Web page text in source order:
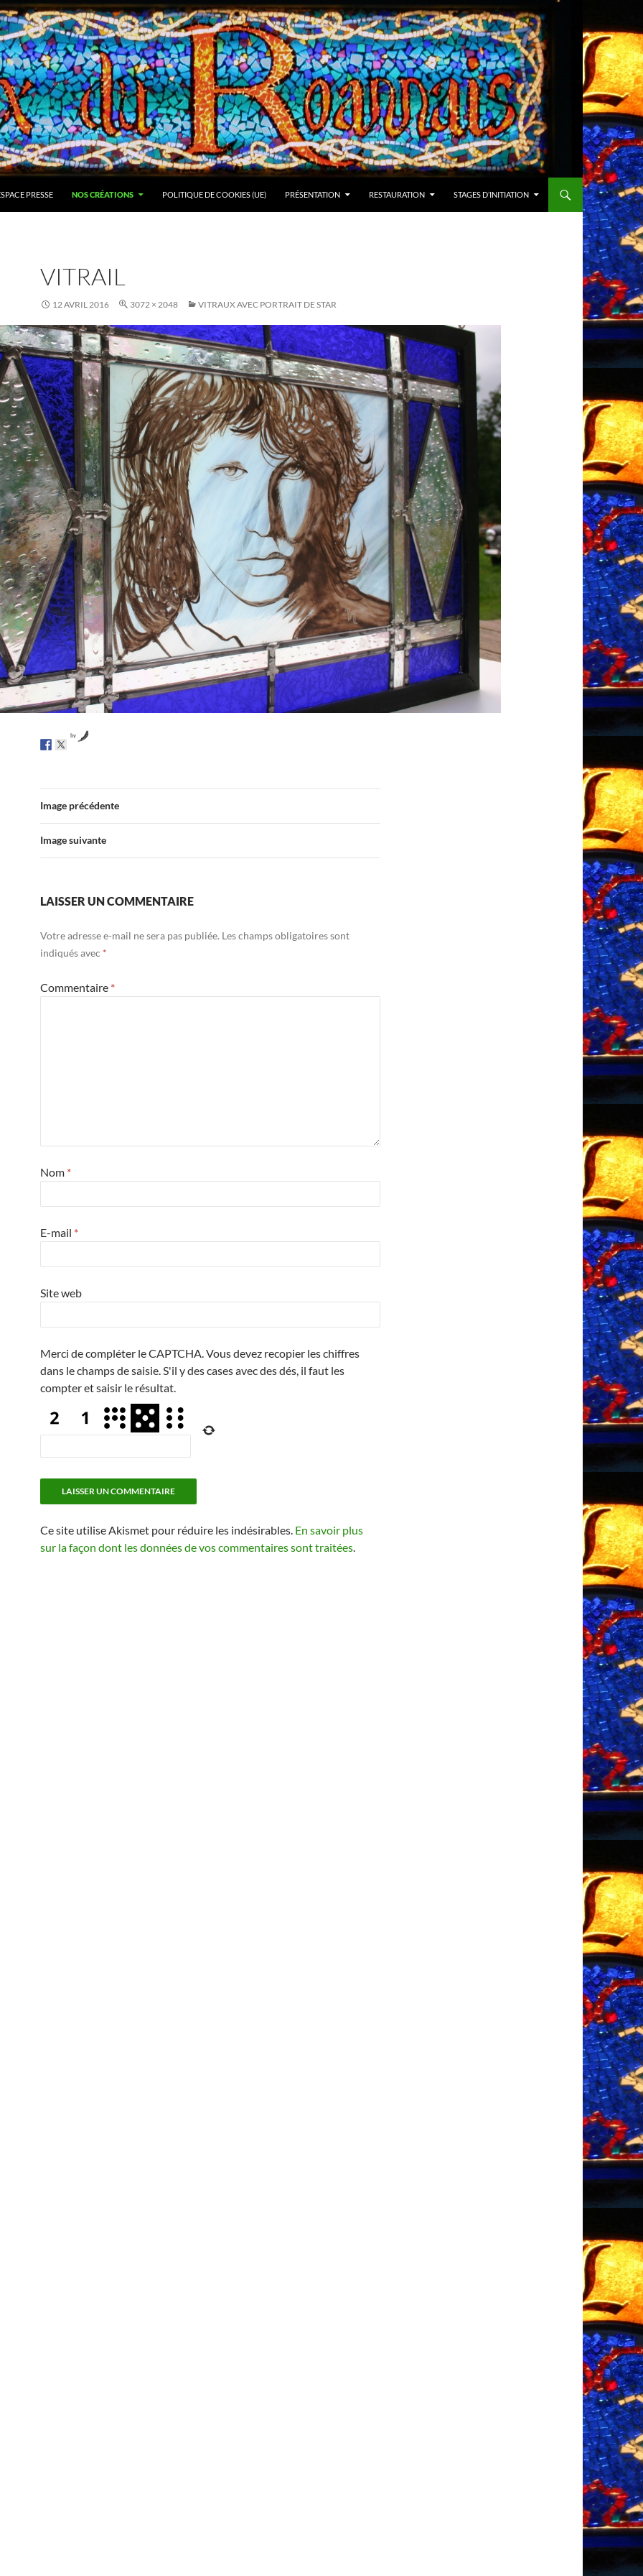
PRESSE NOS CRÉATIONS POLITIQUE DE COOKIES (UE) PRÉSENTATION RESTAURATION STAGES D’INITIATION
VITRAIL
12 AVRIL 2016 3072 × 2048 VITRAUX AVEC PORTRAIT DE STAR
by
Image précédente
Image suivante
LAISSER UN COMMENTAIRE
Votre adresse e-mail ne sera pas publiée. Les champs obligatoires sont
indiqués avec *
Commentaire *
Nom *
E-mail *
Site web
Merci de compléter le CAPTCHA. Vous devez recopier les chiffres
dans le champs de saisie. S'il y des cases avec des dés, il faut les
compter et saisir le résultat.
Ce site utilise Akismet pour réduire les indésirables. En savoir plus
sur la façon dont les données de vos commentaires sont traitées.